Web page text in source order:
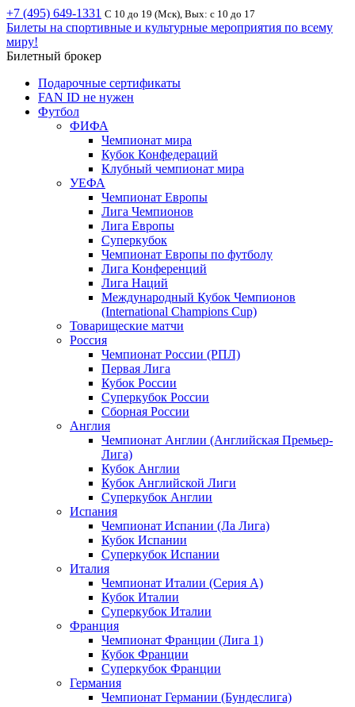
+7 (495) 649-1331 С 10 до 19 (Мск), Вых: с 10 до 17
Билеты на спортивные и культурные мероприятия по всему
миру!
Билетный брокер
Подарочные сертификаты
FAN ID не нужен
Футбол
ФИФА
Чемпионат мира
Кубок Конфедераций
Клубный чемпионат мира
УЕФА
Чемпионат Европы
Лига Чемпионов
Лига Европы
Суперкубок
Чемпионат Европы по футболу
Лига Конференций
Лига Наций
Международный Кубок Чемпионов
(International Champions Cup)
Товарищеские матчи
Россия
Чемпионат России (РПЛ)
Первая Лига
Кубок России
Суперкубок России
Сборная России
Англия
Чемпионат Англии (Английская Премьер-
Лига)
Кубок Англии
Кубок Английской Лиги
Суперкубок Англии
Испания
Чемпионат Испании (Ла Лига)
Кубок Испании
Суперкубок Испании
Италия
Чемпионат Италии (Серия А)
Кубок Италии
Суперкубок Италии
Франция
Чемпионат Франции (Лига 1)
Кубок Франции
Суперкубок Франции
Германия
Чемпионат Германии (Бундеслига)